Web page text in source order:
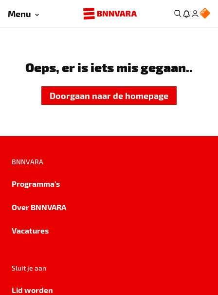
Menu
Oeps, er is iets mis gegaan..
Doorgaan naar de homepage
BNNVARA
Programma's
Over BNNVARA
Vacatures
Sluit je aan
Lid worden